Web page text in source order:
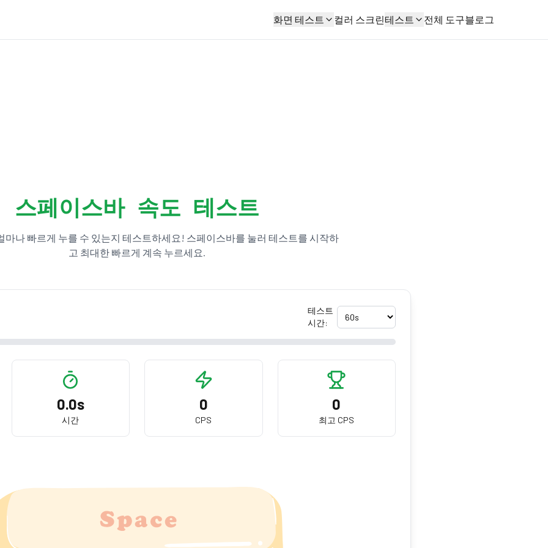
화면 테스트 컬러 스크린테스트 전체 도구블로그
스페이스바 속도 테스트
마나 빠르게 누를 수 있는지 테스트하세요! 스페이스바를 눌러 테스트를 시작하
고 최대한 빠르게 계속 누르세요.
테스트
시간:
0.0s
시간
0
CPS
0
최고 CPS